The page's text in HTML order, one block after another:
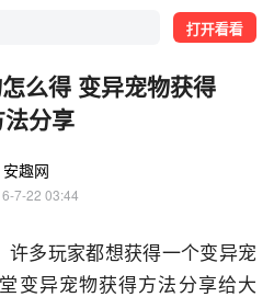
打开看看
么得 变异宠物获得
法分享
安趣网
7-22 03:44
许多玩家都想获得一个变异宠
变异宠物获得方法分享给大